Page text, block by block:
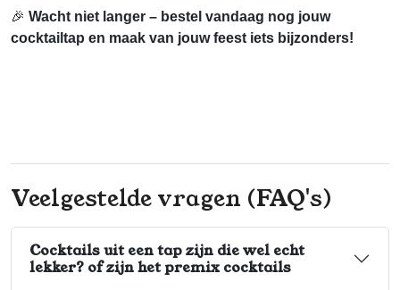
🎉 Wacht niet langer – bestel vandaag nog jouw
cocktailtap en maak van jouw feest iets bijzonders!
Veelgestelde vragen (FAQ's)
Cocktails uit een tap zijn die wel echt
lekker? of zijn het premix cocktails